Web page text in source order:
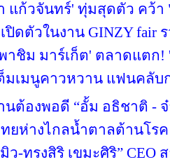
แก้วจันทร์' ทุ่มสุดตัว คว้า
ปิดตัวในงาน GINZY fair
าชิม มาร์เก็ต' ตลาดแตก
มเมนูคาวหวาน แฟนคลั
นต้องพอดี “อั้ม อธิชาติ -
ยห่างไกลน้ำตาลต้านโรค
ว-ทรงสิริ เขมะศิริ” CEO